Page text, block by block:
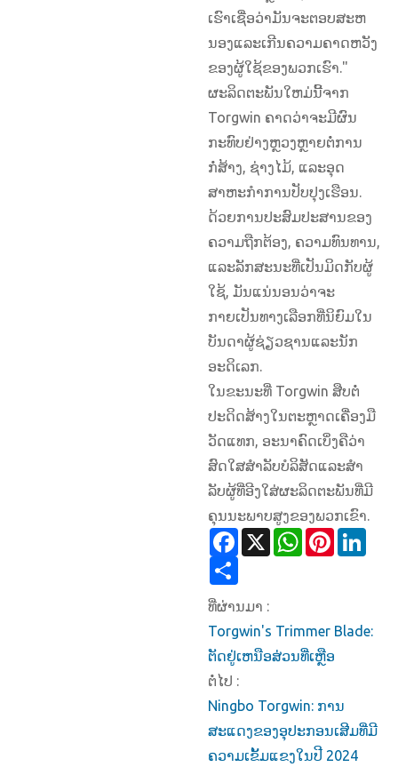
ເຮົາເຊື່ອວ່າມັນຈະຕອບສະຫ
ນອງແລະເກີນຄວາມຄາດຫວັງ
ຂອງຜູ້ໃຊ້ຂອງພວກເຮົາ."
ຜະລິດຕະພັນໃຫມ່ນີ້ຈາກ
Torgwin ຄາດວ່າຈະມີຜົນ
ກະທົບຢ່າງຫຼວງຫຼາຍຕໍ່ການ
ກໍ່ສ້າງ, ຊ່າງໄມ້, ແລະອຸດ
ສາຫະກໍາການປັບປຸງເຮືອນ.
ດ້ວຍການປະສົມປະສານຂອງ
ຄວາມຖືກຕ້ອງ, ຄວາມທົນທານ,
ແລະລັກສະນະທີ່ເປັນມິດກັບຜູ້
ໃຊ້, ມັນແນ່ນອນວ່າຈະ
ກາຍເປັນທາງເລືອກທີ່ນິຍົມໃນ
ບັນດາຜູ້ຊ່ຽວຊານແລະນັກ
ອະດິເລກ.
ໃນຂະນະທີ່ Torgwin ສືບຕໍ່
ປະດິດສ້າງໃນຕະຫຼາດເຄື່ອງມື
ວັດແທກ, ອະນາຄົດເບິ່ງຄືວ່າ
ສົດໃສສໍາລັບບໍລິສັດແລະສໍາ
ລັບຜູ້ທີ່ອີງໃສ່ຜະລິດຕະພັນທີ່ມີ
ຄຸນນະພາບສູງຂອງພວກເຂົາ.
Facebook
X WhatsAppPinterest
ທີ່ຜ່ານມາ :
Torgwin's Trimmer Blade:
ຕັດຢູ່ເຫນືອສ່ວນທີ່ເຫຼືອ
ຕໍ່ໄປ :
Ningbo Torgwin: ການ
ສະແດງຂອງອຸປະກອນເສີມທີ່ມີ
ຄວາມເຂັ້ມແຂງໃນປີ 2024